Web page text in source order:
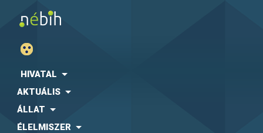
HIVATAL
AKTUÁLIS
ÁLLAT
ÉLELMISZER